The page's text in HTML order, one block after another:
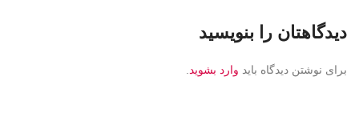
دیدگاهتان را بنویسید
برای نوشتن دیدگاه باید وارد بشوید